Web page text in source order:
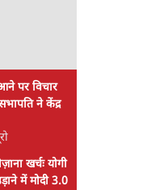
पर विचार
ने केंद्र
खर्चः योगी
में मोदी 3.0